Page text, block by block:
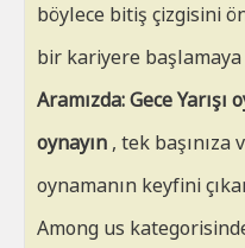
böylece bitiş çizgisini
bir kariyere başlamaya
Aramızda: Gece
oynayın , tek başınıza
oynamanın keyfini
Among us